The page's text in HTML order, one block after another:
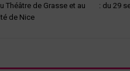
Théâtre de Grasse et au
de Nice
: du 29